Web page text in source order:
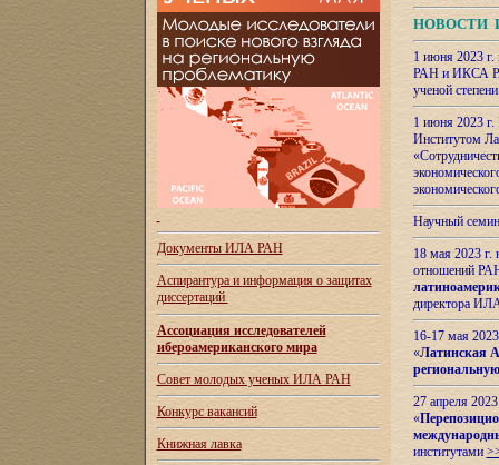
Документы ИЛА РАН
Аспирантура и информация о защитах
диссертаций
Ассоциация исследователей
ибероамериканского мира
Совет молодых ученых ИЛА РАН
Конкурс вакансий
Книжная лавка
НОВОСТИ
1 июня 2023
РАН и ИКСА
ученой
1 июня 2023
Институтом
Научный
18 мая 2023
отношений
директора
16-17 мая
«Латинская
27 апреля
«
институтами